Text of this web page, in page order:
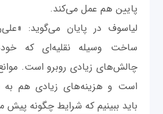
پایین هم عمل می‌کند.
لیاسوف در پایان می‌گوید:
ساخت وسیله نقلیه‌ای که
چالش‌های زیادی روبرو است. موانع
است و هزینه‌های زیادی هم به
باید ببینیم که شرایط چگونه پیش